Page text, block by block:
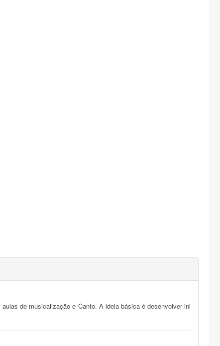
de musicalização e Canto. A ideia básica é desenvolver ini